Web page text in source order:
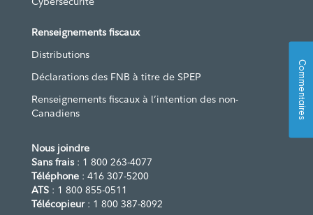
Renseignements fiscaux
Distributions
Déclarations des FNB à titre de SPEP
Renseignements fiscaux à l’intention des non-
Canadiens
Nous joindre
Sans frais: 1 800 263-4077
Téléphone : 416 307-5200
ATS : 1 800 855-0511
Télécopieur: 1 800 387-8092
Commentaires